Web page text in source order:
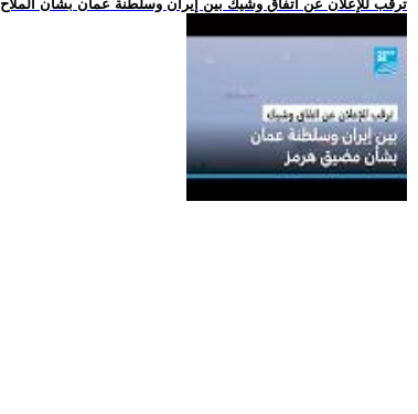
.. ترقب للإعلان عن اتفاق وشيك بين إيران وسلطنة عمان بشأن الملاح